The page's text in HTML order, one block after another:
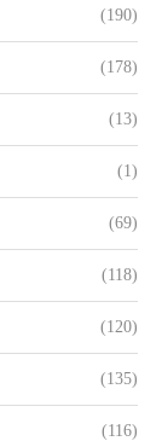
(190)
(178)
(13)
(1)
(69)
(118)
(120)
(135)
(116)